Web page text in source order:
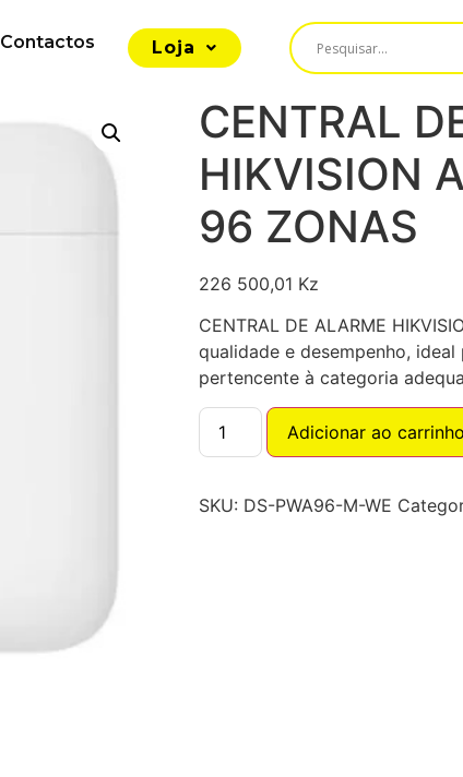
Contactos Loja
CENTRAL
HIKVISION
96 ZONAS
226 500,01 Kz
CENTRAL DE ALARME
qualidade e desempenho,
pertencente à categoria
Adicionar ao carrinho
SKU: DS-PWA96-M-WE